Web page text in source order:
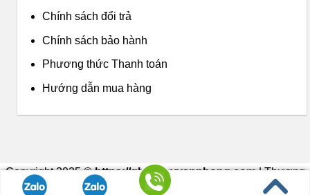
Chính sách đổi trả
Chính sách bảo hành
Phương thức Thanh toán
Hướng dẫn mua hàng
Copyright 2025 ©https://ghexoayvanphong.com| Thương
hiệu thuộc về Nội Thất Phong Vân